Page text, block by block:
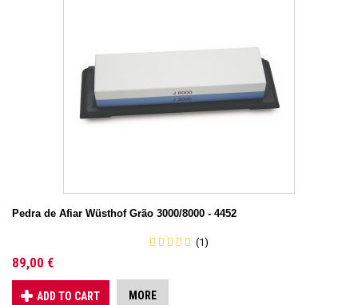
Pedra de Afiar Wüsthof Grão 3000/8000 - 4452
(1)
89,00 €
ADD TO CART MORE